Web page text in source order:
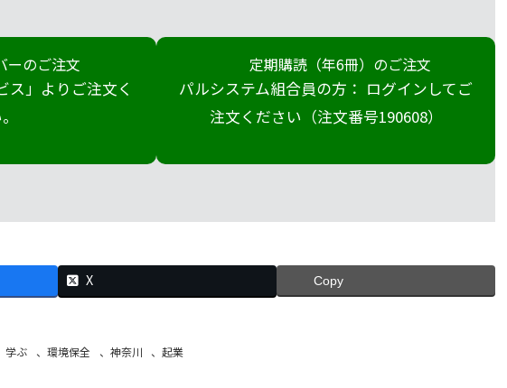
ーのご注文
ス」よりご注文く
定期購読（年6冊）のご注文
パルシステム組合員の方： ログインしてご
注文ください（注文番号190608）
X Copy
学ぶ 、 環境保全 、 神奈川 、起業